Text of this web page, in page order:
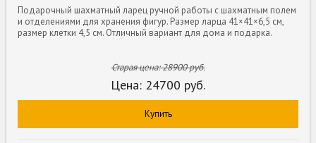
Подарочный шахматный ларец ручной работы с шахматным полем
и отделениями для хранения фигур. Размер ларца 41×41×6,5 см,
размер клетки 4,5 см. Отличный вариант для дома и подарка.
Старая цена:28900руб.
Цена: 24700 руб.
Купить